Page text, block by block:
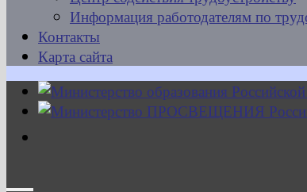
Информация работодателям по
Контакты
Карта сайта